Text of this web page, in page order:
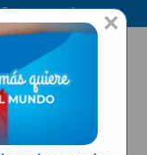
×
LA